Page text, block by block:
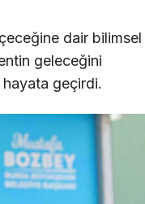
dair bilimsel
geleceğini
geçirdi.